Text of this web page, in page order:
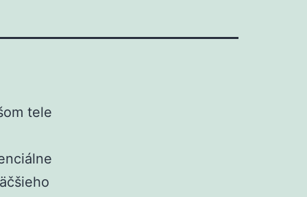
tele